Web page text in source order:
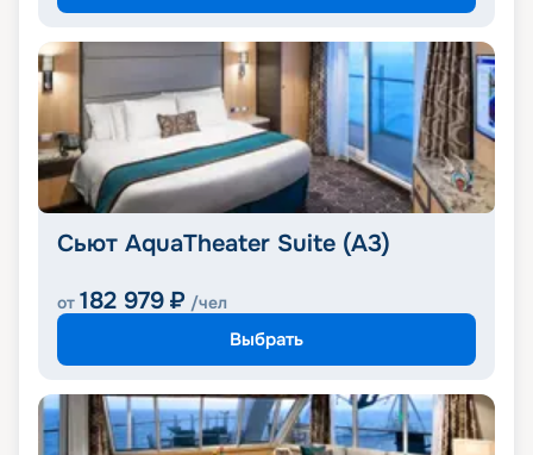
Сьют AquaTheater Suite (A3)
от 182 979 ₽ /чел
Выбрать